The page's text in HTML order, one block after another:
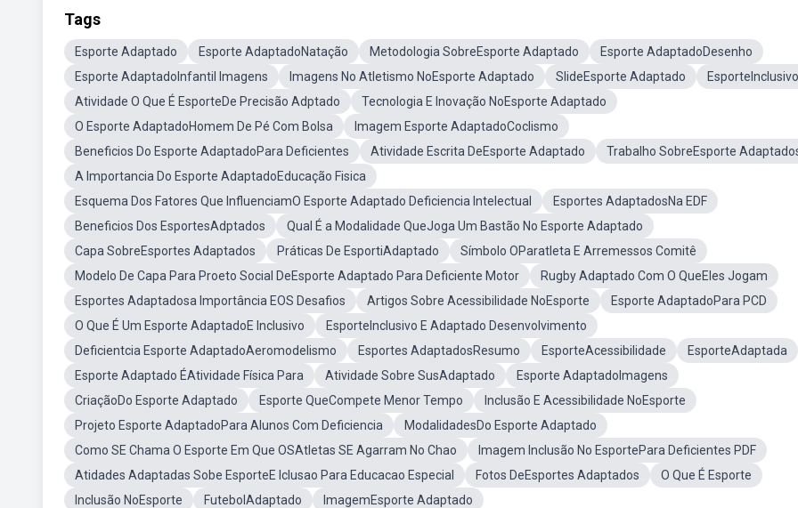
Tags
Esporte Adaptado Esporte AdaptadoNatação Metodologia SobreEsporte Adaptado
Esporte AdaptadoDesenho
Esporte AdaptadoInfantil Imagens
Imagens No Atletismo NoEsporte Adaptado SlideEsporte Adaptado
EsporteInclusivo
Atividade O Que É EsporteDe Precisão Adptado
Tecnologia E Inovação NoEsporte Adaptado
O Esporte AdaptadoHomem De Pé Com Bolsa
Imagem Esporte AdaptadoCoclismo
Beneficios Do Esporte AdaptadoPara Deficientes
Atividade Escrita DeEsporte Adaptado
Trabalho SobreEsporte
A Importancia Do Esporte AdaptadoEducação Fisica
Esquema Dos Fatores Que InfluenciamO Esporte Adaptado Deficiencia Intelectual
Esportes AdaptadosNa EDF
Beneficios Dos EsportesAdptados
Qual É a Modalidade QueJoga Um Bastão No Esporte Adaptado
Capa SobreEsportes Adaptados
Práticas De EsportiAdaptado
Símbolo OParatleta E Arremessos Comitê
Modelo De Capa Para Proeto Social DeEsporte Adaptado Para Deficiente Motor
Rugby Adaptado Com O QueEles Jogam
Esportes Adaptadosa Importância EOS Desafios
Artigos Sobre Acessibilidade NoEsporte
Esporte AdaptadoPara PCD
O Que É Um Esporte AdaptadoE Inclusivo
EsporteInclusivo E Adaptado Desenvolvimento
Deficientcia Esporte AdaptadoAeromodelismo
Esportes AdaptadosResumo EsporteAcessibilidade
EsporteAdaptada
Esporte Adaptado ÉAtividade Física Para
Atividade Sobre SusAdaptado
Esporte AdaptadoImagens
CriaçãoDo Esporte Adaptado
Esporte QueCompete Menor Tempo
Inclusão E Acessibilidade NoEsporte
Projeto Esporte AdaptadoPara Alunos Com Deficiencia
ModalidadesDo Esporte Adaptado
Como SE Chama O Esporte Em Que OSAtletas SE Agarram No Chao
Imagem Inclusão No EsportePara Deficientes PDF
Atidades Adaptadas Sobe EsporteE Iclusao Para Educacao Especial
Fotos DeEsportes Adaptados
O Que É Esporte
Inclusão NoEsporte
FutebolAdaptado ImagemEsporte Adaptado